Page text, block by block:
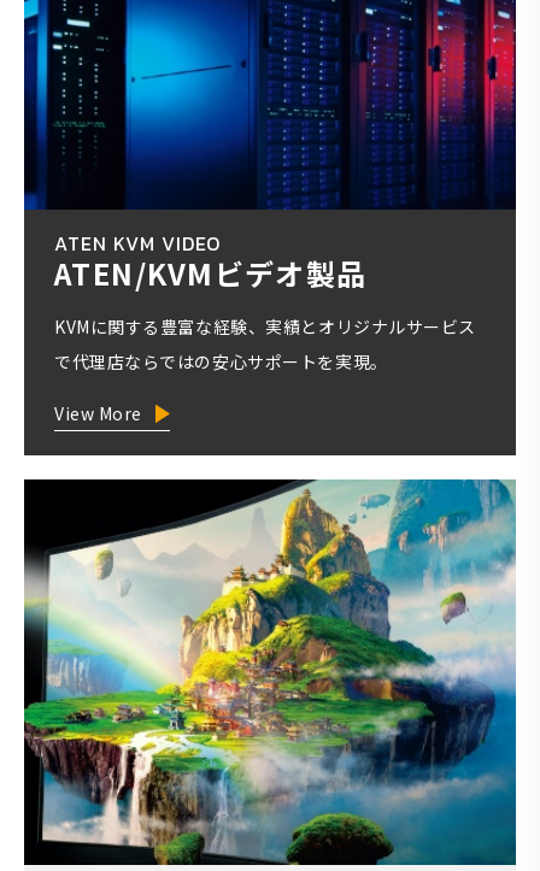
ATEN KVM VIDEO
ATEN/KVMビデオ製品
KVMに関する豊富な経験、実績とオリジナルサービス
で代理店ならではの安心サポートを実現。
View More